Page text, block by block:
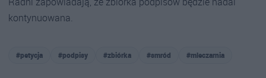
kontynuowana.
#petycja #podpisy #zbiórka #smród #mleczarnia